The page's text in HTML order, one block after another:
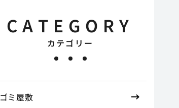
CATEGORY
カテゴリー
ゴミ屋敷